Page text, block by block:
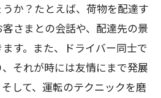
か？たとえば、荷物を配達す
さまとの会話や、配達先の景
す。また、ドライバー同士で
それが時には友情にまで発展
して、運転のテクニックを磨